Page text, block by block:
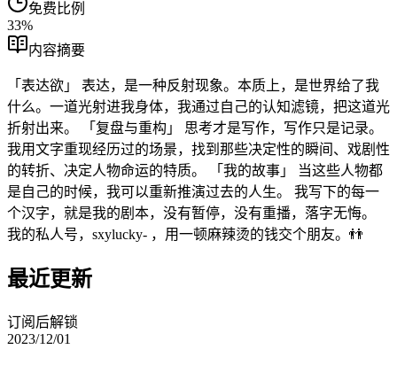
免费比例
33%
内容摘要
「表达欲」 表达，是一种反射现象。本质上，是世界给了我
什么。一道光射进我身体，我通过自己的认知滤镜，把这道光
折射出来。 「复盘与重构」 思考才是写作，写作只是记录。
我用文字重现经历过的场景，找到那些决定性的瞬间、戏剧性
的转折、决定人物命运的特质。 「我的故事」 当这些人物都
是自己的时候，我可以重新推演过去的人生。 我写下的每一
个汉字，就是我的剧本，没有暂停，没有重播，落字无悔。
我的私人号，sxylucky- ，用一顿麻辣烫的钱交个朋友。👬
最近更新
订阅后解锁
2023/12/01